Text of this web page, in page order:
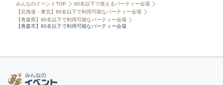
みんなのイベントTOP
80名以下で使えるパーティー会場
【北海道・東北】80名以下で利用可能なパーティー会場
【青森県】80名以下で利用可能なパーティー会場
【青森市】80名以下で利用可能なパーティー会場